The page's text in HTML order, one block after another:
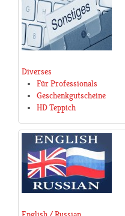
Diverses
Für Professionals
Geschenkgutscheine
HD Teppich